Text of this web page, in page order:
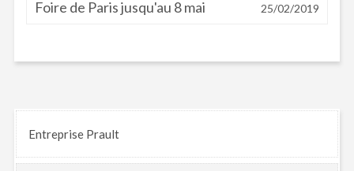
Foire de Paris jusqu'au 8 mai 25/02/2019
Entreprise Prault